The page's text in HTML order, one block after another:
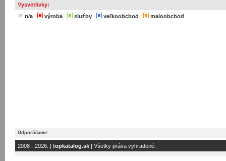
Vysvetlivky:
n/a
výroba služby veľkoobcbod maloobchod
Odporúčame:
2008 - 2026. | topkatalog.sk | Všetky práva vyhradené.